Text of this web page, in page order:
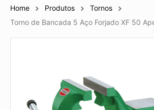
Home Produtos
Tornos
Torno de Bancada 5 Aço Forjado XF 50